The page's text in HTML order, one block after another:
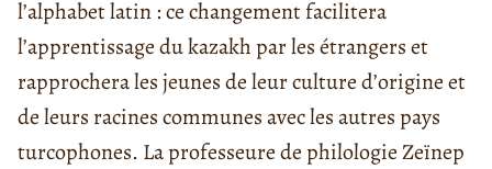
l’alphabet latin : ce changement facilitera
l’apprentissage du kazakh par les étrangers et
rapprochera les jeunes de leur culture d’origine et
de leurs racines communes avec les autres pays
turcophones. La professeure de philologie Zeïnep